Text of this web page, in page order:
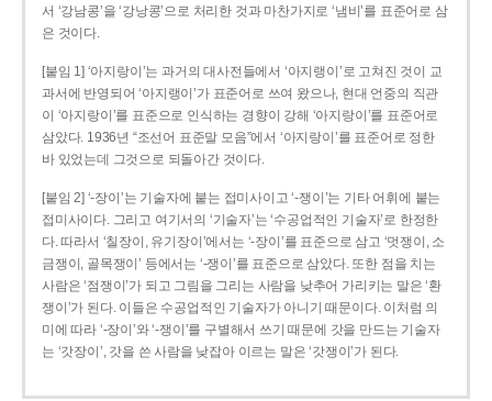
서 ‘강남콩’을 ‘강낭콩’으로 처리한 것과 마찬가지로 ‘냄비’를 표준어로 삼
은 것이다.
[붙임 1] ‘아지랑이’는 과거의 대사전들에서 ‘아지랭이’로 고쳐진 것이 교
과서에 반영되어 ‘아지랭이’가 표준어로 쓰여 왔으나, 현대 언중의 직관
이 ‘아지랑이’를 표준으로 인식하는 경향이 강해 ‘아지랑이’를 표준어로
삼았다. 1936년 “조선어 표준말 모음”에서 ‘아지랑이’를 표준어로 정한
바 있었는데 그것으로 되돌아간 것이다.
[붙임 2] ‘-장이’는 기술자에 붙는 접미사이고 ‘-쟁이’는 기타 어휘에 붙는
접미사이다. 그리고 여기서의 ‘기술자’는 ‘수공업적인 기술자’로 한정한
다. 따라서 ‘칠장이, 유기장이’에서는 ‘-장이’를 표준으로 삼고 ‘멋쟁이, 소
금쟁이, 골목쟁이’ 등에서는 ‘-쟁이’를 표준으로 삼았다. 또한 점을 치는
사람은 ‘점쟁이’가 되고 그림을 그리는 사람을 낮추어 가리키는 말은 ‘환
쟁이’가 된다. 이들은 수공업적인 기술자가 아니기 때문이다. 이처럼 의
미에 따라 ‘-장이’와 ‘-쟁이’를 구별해서 쓰기 때문에 갓을 만드는 기술자
는 ‘갓장이’, 갓을 쓴 사람을 낮잡아 이르는 말은 ‘갓쟁이’가 된다.